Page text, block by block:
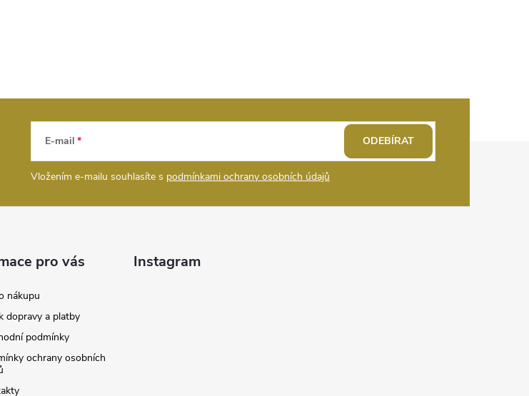
E-mail
Vložením e-mailu souhlasíte s podmínkami ochrany osobních údajů
ODEBÍRAT
pro vás
nákupu
dopravy a platby
podmínky
ochrany osobních
Instagram